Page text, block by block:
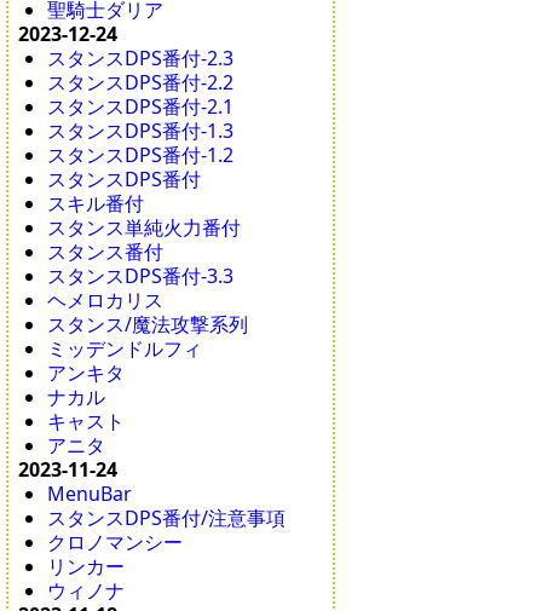
聖騎士ダリア
2023-12-24
スタンスDPS番付-2.3
スタンスDPS番付-2.2
スタンスDPS番付-2.1
スタンスDPS番付-1.3
スタンスDPS番付-1.2
スタンスDPS番付
スキル番付
スタンス単純火力番付
スタンス番付
スタンスDPS番付-3.3
ヘメロカリス
スタンス/魔法攻撃系列
ミッデンドルフィ
アンキタ
ナカル
キャスト
アニタ
2023-11-24
MenuBar
スタンスDPS番付/注意事項
クロノマンシー
リンカー
ウィノナ